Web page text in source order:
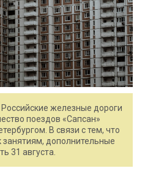
железные дороги
поездов «Сапсан»
В связи с тем, что
дополнительные
31 августа.